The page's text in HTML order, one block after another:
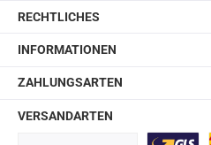
RECHTLICHES
INFORMATIONEN
ZAHLUNGSARTEN
VERSANDARTEN